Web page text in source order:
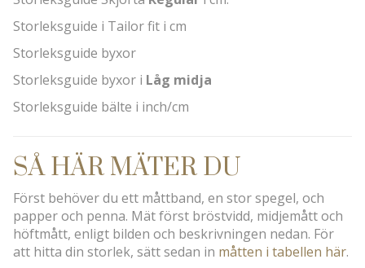
Storleksguide i Tailor fit i cm
Storleksguide byxor
Storleksguide byxor i Låg midja
Storleksguide bälte i inch/cm
SÅ HÄR MÄTER DU
Först behöver du ett måttband, en stor spegel, och
papper och penna. Mät först bröstvidd, midjemått och
höftmått, enligt bilden och beskrivningen nedan. För
att hitta din storlek, sätt sedan in måtten i tabellen här.